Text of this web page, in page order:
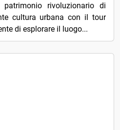
rivoluzionario di
cultura urbana con il tour
di esplorare il luogo...